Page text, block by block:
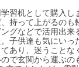
習机として購入し
持って上がるのも
グなどで活用出来
子供達も気にいっ
あり、迷うことな
で玄関から運ぶの